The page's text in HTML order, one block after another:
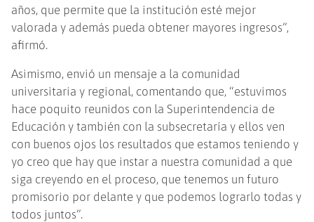
años, que permite que la institución esté mejor
valorada y además pueda obtener mayores ingresos”,
afirmó.
Asimismo, envió un mensaje a la comunidad
universitaria y regional, comentando que, “estuvimos
hace poquito reunidos con la Superintendencia de
Educación y también con la subsecretaría y ellos ven
con buenos ojos los resultados que estamos teniendo y
yo creo que hay que instar a nuestra comunidad a que
siga creyendo en el proceso, que tenemos un futuro
promisorio por delante y que podemos lograrlo todas y
todos juntos”.